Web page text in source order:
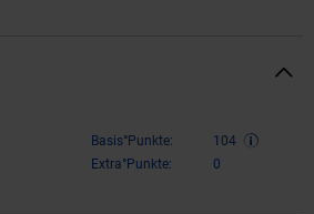
Basis°Punkte:
104
Extra°Punkte:
0